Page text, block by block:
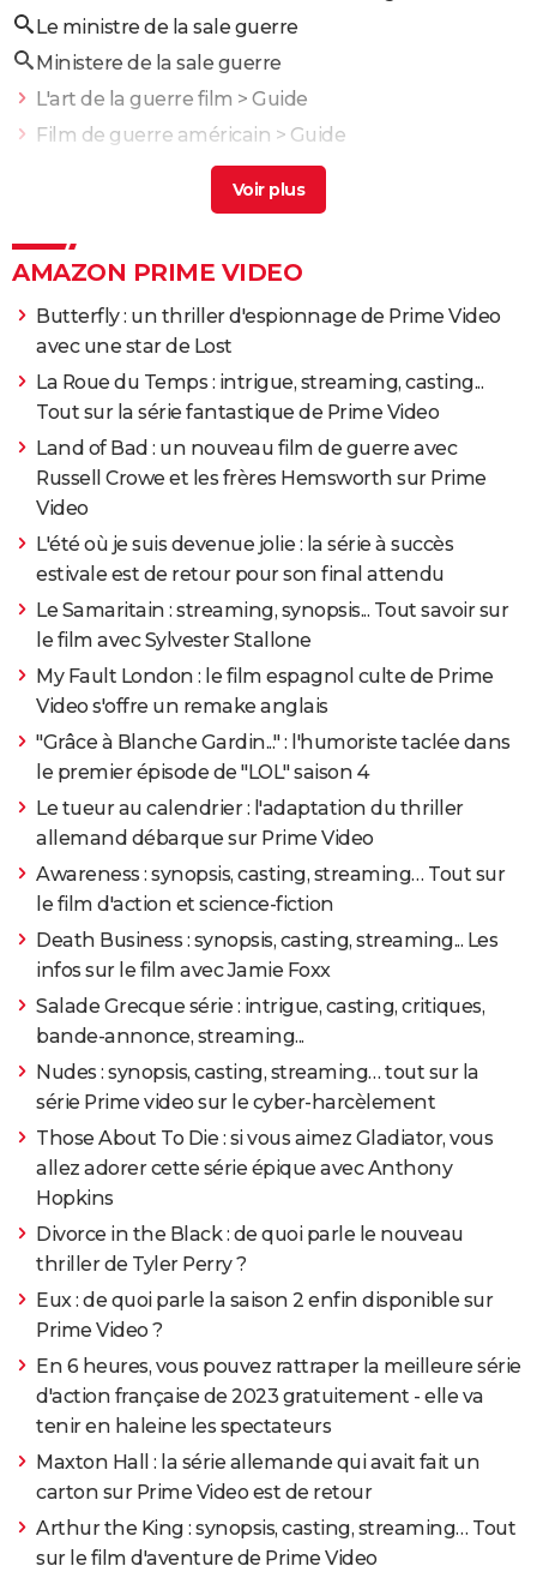
Le ministre de la sale guerre
Ministere de la sale guerre
L'art de la guerre film > Guide
Film de guerre américain > Guide
Operation fortune ruse de guerre
La guerre du feu
AMAZON PRIME VIDEO
Butterfly : un thriller d'espionnage de Prime Video
avec une star de Lost
La Roue du Temps : intrigue, streaming, casting...
Tout sur la série fantastique de Prime Video
Land of Bad : un nouveau film de guerre avec
Russell Crowe et les frères Hemsworth sur Prime
Video
L'été où je suis devenue jolie : la série à succès
estivale est de retour pour son final attendu
Le Samaritain : streaming, synopsis... Tout savoir sur
le film avec Sylvester Stallone
My Fault London : le film espagnol culte de Prime
Video s'offre un remake anglais
"Grâce à Blanche Gardin..." : l'humoriste taclée dans
le premier épisode de "LOL" saison 4
Le tueur au calendrier : l'adaptation du thriller
allemand débarque sur Prime Video
Awareness : synopsis, casting, streaming… Tout sur
le film d'action et science-fiction
Death Business : synopsis, casting, streaming... Les
infos sur le film avec Jamie Foxx
Salade Grecque série : intrigue, casting, critiques,
bande-annonce, streaming...
Nudes : synopsis, casting, streaming… tout sur la
série Prime video sur le cyber-harcèlement
Those About To Die : si vous aimez Gladiator, vous
allez adorer cette série épique avec Anthony
Hopkins
Divorce in the Black : de quoi parle le nouveau
thriller de Tyler Perry ?
Eux : de quoi parle la saison 2 enfin disponible sur
Prime Video ?
En 6 heures, vous pouvez rattraper la meilleure série
d'action française de 2023 gratuitement - elle va
tenir en haleine les spectateurs
Maxton Hall : la série allemande qui avait fait un
carton sur Prime Video est de retour
Arthur the King : synopsis, casting, streaming… Tout
sur le film d'aventure de Prime Video